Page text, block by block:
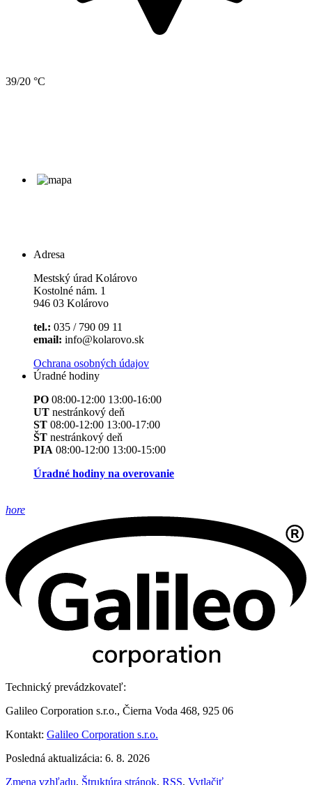
39/20 °C
Adresa
Mestský úrad Kolárovo
Kostolné nám. 1
946 03 Kolárovo
tel.: 035 / 790 09 11
email: info@kolarovo.sk
Ochrana osobných údajov
Úradné hodiny
PO 08:00-12:00 13:00-16:00
UT nestránkový deň
ST 08:00-12:00 13:00-17:00
ŠT nestránkový deň
PIA 08:00-12:00 13:00-15:00
Úradné hodiny na overovanie
hore
Technický prevádzkovateľ:
Galileo Corporation s.r.o., Čierna Voda 468, 925 06
Kontakt: Galileo Corporation s.r.o.
Posledná aktualizácia: 6. 8. 2026
Zmena vzhľadu, Štruktúra stránok, RSS, Vytlačiť